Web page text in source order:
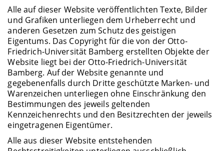
Alle auf dieser Website veröffentlichten Texte, Bilder
und Grafiken unterliegen dem Urheberrecht und
anderen Gesetzen zum Schutz des geistigen
Eigentums. Das Copyright für die von der Otto-
Friedrich-Universität Bamberg erstellten Objekte der
Website liegt bei der Otto-Friedrich-Universität
Bamberg. Auf der Website genannte und
gegebenenfalls durch Dritte geschützte Marken- und
Warenzeichen unterliegen ohne Einschränkung den
Bestimmungen des jeweils geltenden
Kennzeichenrechts und den Besitzrechten der jeweils
eingetragenen Eigentümer.
Alle aus dieser Website entstehenden